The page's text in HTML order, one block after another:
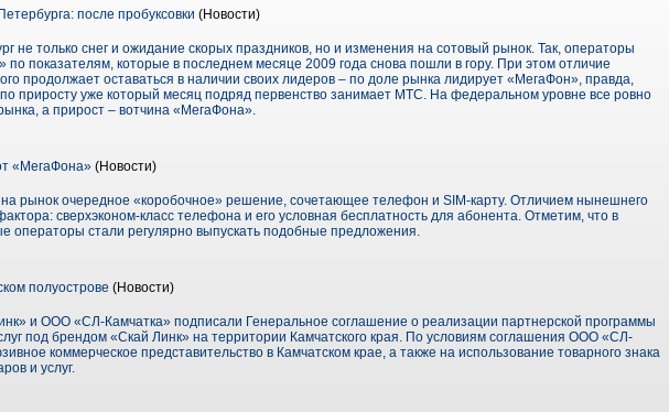
после пробуксовки (Новости)
не только снег и ожидание скорых праздников, но и изменения на сотовый рынок. Так, операторы
показателям, которые в последнем месяце 2009 года снова пошли в гору. При этом отличие
продолжает оставаться в наличии своих лидеров – по доле рынка лидирует «МегаФон», правда,
приросту уже который месяц подряд первенство занимает МТС. На федеральном уровне все ровно
а прирост – вотчина «МегаФона».
«МегаФона» (Новости)
рынок очередное «коробочное» решение, сочетающее телефон и SIM-карту. Отличием нынешнего
сверхэконом-класс телефона и его условная бесплатность для абонента. Отметим, что в
операторы стали регулярно выпускать подобные предложения.
полуострове (Новости)
и ООО «СЛ-Камчатка» подписали Генеральное соглашение о реализации партнерской программы
под брендом «Скай Линк» на территории Камчатского края. По условиям соглашения ООО «СЛ-
коммерческое представительство в Камчатском крае, а также на использование товарного знака
и услуг.